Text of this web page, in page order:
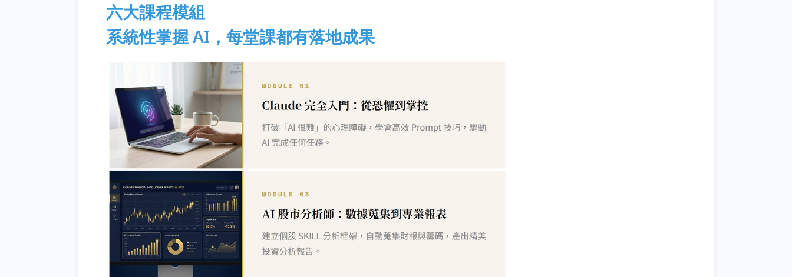
六大課程模組
系統性掌握 AI，每堂課都有落地成果